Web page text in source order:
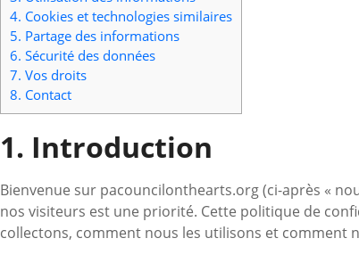
4. Cookies et technologies similaires
5. Partage des informations
6. Sécurité des données
7. Vos droits
8. Contact
1. Introduction
Bienvenue sur pacouncilonthearts.org (ci-après «
nos visiteurs est une priorité. Cette politique de
collectons, comment nous les utilisons et comment